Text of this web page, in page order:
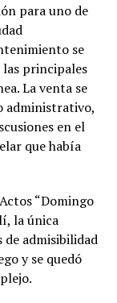
para uno de
se
principales
La venta se
administrativo,
en el
que había
“Domingo
la única
admisibilidad
y se quedó